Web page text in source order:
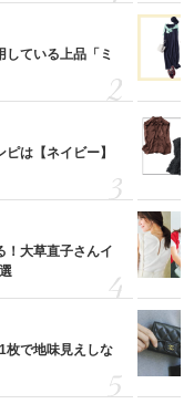
している上品「ミ
は【ネイビー】
！大草直子さんイ
枚で地味見えしな